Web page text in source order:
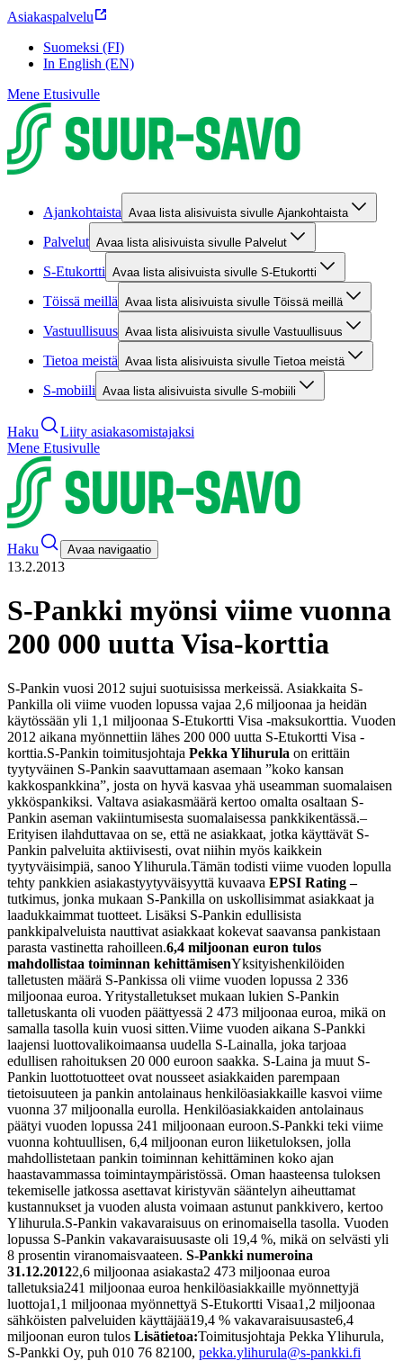
Asiakaspalvelu
Suomeksi (FI)
In English (EN)
Mene Etusivulle
Ajankohtaista Avaa lista alisivuista sivulle Ajankohtaista
Palvelut Avaa lista alisivuista sivulle Palvelut
S-Etukortti Avaa lista alisivuista sivulle S-Etukortti
Töissä meillä Avaa lista alisivuista sivulle Töissä meillä
Vastuullisuus Avaa lista alisivuista sivulle Vastuullisuus
Tietoa meistä Avaa lista alisivuista sivulle Tietoa meistä
S-mobiili Avaa lista alisivuista sivulle S-mobiili
Haku
Liity asiakasomistajaksi
Mene Etusivulle
Haku Avaa navigaatio
13.2.2013
S-Pankki myönsi viime vuonna
200 000 uutta Visa-korttia
S-Pankin vuosi 2012 sujui suotuisissa merkeissä. Asiakkaita S-
Pankilla oli viime vuoden lopussa vajaa 2,6 miljoonaa ja heidän
käytössään yli 1,1 miljoonaa S-Etukortti Visa -maksukorttia. Vuoden
2012 aikana myönnettiin lähes 200 000 uutta S-Etukortti Visa -
korttia.S-Pankin toimitusjohtaja Pekka Ylihurula on erittäin
tyytyväinen S-Pankin saavuttamaan asemaan ”koko kansan
kakkospankkina”, josta on hyvä kasvaa yhä useamman suomalaisen
ykköspankiksi. Valtava asiakasmäärä kertoo omalta osaltaan S-
Pankin aseman vakiintumisesta suomalaisessa pankkikentässä.–
Erityisen ilahduttavaa on se, että ne asiakkaat, jotka käyttävät S-
Pankin palveluita aktiivisesti, ovat niihin myös kaikkein
tyytyväisimpiä, sanoo Ylihurula.Tämän todisti viime vuoden lopulla
tehty pankkien asiakastyytyväisyyttä kuvaava EPSI Rating –
tutkimus, jonka mukaan S-Pankilla on uskollisimmat asiakkaat ja
laadukkaimmat tuotteet. Lisäksi S-Pankin edullisista
pankkipalveluista nauttivat asiakkaat kokevat saavansa pankistaan
parasta vastinetta rahoilleen.6,4 miljoonan euron tulos
mahdollistaa toiminnan kehittämisenYksityishenkilöiden
talletusten määrä S-Pankissa oli viime vuoden lopussa 2 336
miljoonaa euroa. Yritystalletukset mukaan lukien S-Pankin
talletuskanta oli vuoden päättyessä 2 473 miljoonaa euroa, mikä on
samalla tasolla kuin vuosi sitten.Viime vuoden aikana S-Pankki
laajensi luottovalikoimaansa uudella S-Lainalla, joka tarjoaa
edullisen rahoituksen 20 000 euroon saakka. S-Laina ja muut S-
Pankin luottotuotteet ovat nousseet asiakkaiden parempaan
tietoisuuteen ja pankin antolainaus henkilöasiakkaille kasvoi viime
vuonna 37 miljoonalla eurolla. Henkilöasiakkaiden antolainaus
päätyi vuoden lopussa 241 miljoonaan euroon.S-Pankki teki viime
vuonna kohtuullisen, 6,4 miljoonan euron liiketuloksen, jolla
mahdollistetaan pankin toiminnan kehittäminen koko ajan
haastavammassa toimintaympäristössä. Oman haasteensa tuloksen
tekemiselle jatkossa asettavat kiristyvän sääntelyn aiheuttamat
kustannukset ja vuoden alusta voimaan astunut pankkivero, kertoo
Ylihurula.S-Pankin vakavaraisuus on erinomaisella tasolla. Vuoden
lopussa S-Pankin vakavaraisuusaste oli 19,4 %, mikä on selvästi yli
8 prosentin viranomaisvaateen. S-Pankki numeroina
31.12.20122,6 miljoonaa asiakasta2 473 miljoonaa euroa
talletuksia241 miljoonaa euroa henkilöasiakkaille myönnettyjä
luottoja1,1 miljoonaa myönnettyä S-Etukortti Visaa1,2 miljoonaa
sähköisten palveluiden käyttäjää19,4 % vakavaraisuusaste6,4
miljoonan euron tulos Lisätietoa:Toimitusjohtaja Pekka Ylihurula,
S-Pankki Oy, puh 010 76 82100, pekka.ylihurula@s-pankki.fi